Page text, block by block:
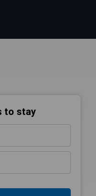
to stay